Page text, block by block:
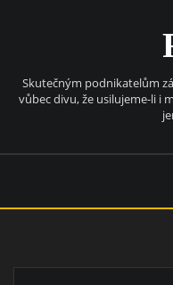
Skutečným podnikatelům
vůbec divu, že usilujeme-li i